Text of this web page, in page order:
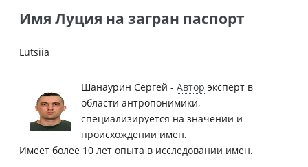
Имя Луция на загран паспорт
Lutsiia
Шанаурин Сергей - Автор эксперт в
области антропонимики,
специализируется на значении и
происхождении имен.
Имеет более 10 лет опыта в исследовании имен.